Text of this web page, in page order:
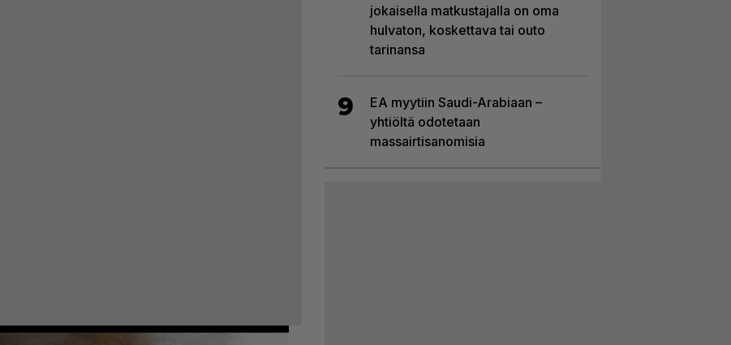
jokaisella matkustajalla on oma
hulvaton, koskettava tai outo
tarinansa
9
EA myytiin Saudi-Arabiaan –
yhtiöltä odotetaan
massairtisanomisia